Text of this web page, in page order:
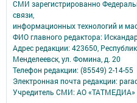
СМИ зарегистрированно
связи,
информационных технологий и
ФИО главного редактора:
Адрес редакции: 423650,
Менделеевск, ул. Фомина, д. 20
Телефон редакции: (85549) 2-14-55
Электронная почта редакции:
Учредитель СМИ: АО «ТАТМЕДИА»